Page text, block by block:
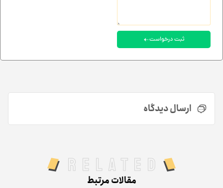
ثبت درخواست
ارسال دیدگاه
Related
مقالات مرتبط